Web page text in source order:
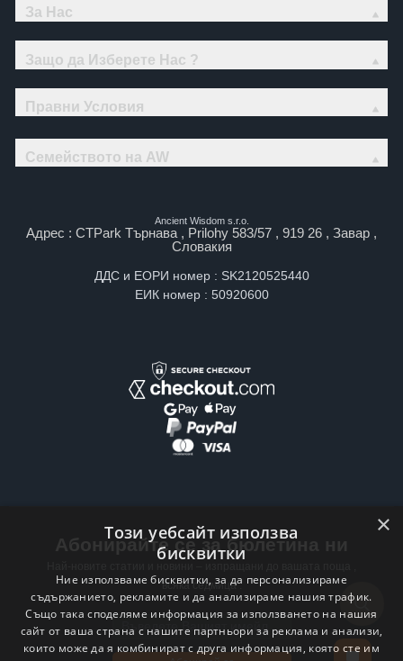
За Нас
Защо да Изберете Нас ?
Правни Условия
Семейството на AW
Ancient Wisdom s.r.o.
Адрес : CTPark Търнава , Prilohy 583/57 , 919 26 , Завар ,
Словакия
ДДС и ЕОРИ номер : SK2120525440
ЕИК номер : 50920600
Абонирайте се за бюлетина ни
всяка седмица .
Email address
×
Този уебсайт използва
бисквитки
Ние използваме бисквитки, за да персонализираме
съдържанието, рекламите и да анализираме нашия трафик.
Също така споделяме информация за използването на нашия
сайт от ваша страна с нашите партньори за реклама и анализи,
които може да я комбинират с друга информация, която сте им